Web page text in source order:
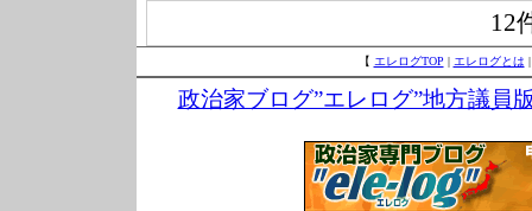
12
【 エレログTOP | エレログとは
政治家ブログ”エレログ”地方議員